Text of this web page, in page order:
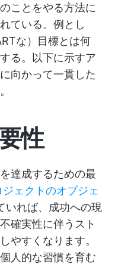
ことをやる方法に
ている。例とし
な）目標とは何
る。以下に示すア
向かって一貫した
性
達成するための最
ジェクトのオブジェ
いれば、成功への現
確実性に伴うスト
やすくなります。
人的な習慣を育む